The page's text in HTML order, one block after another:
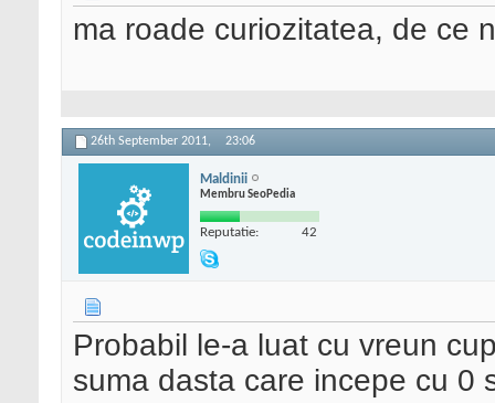
ma roade curiozitatea, de ce
26th September 2011, 23:06
Maldinii
Membru SeoPedia
Reputatie: 42
Probabil le-a luat cu vreun
suma dasta care incepe cu 0